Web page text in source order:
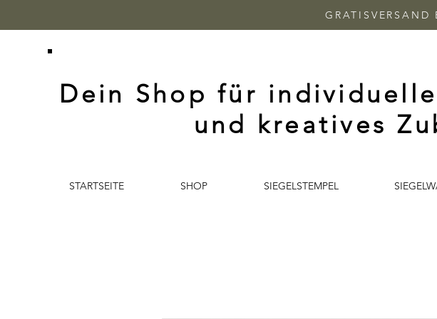
GRATISVERSAND
Dein Shop für
und kreatives
STARTSEITE SHOP SIEGELSTEMPEL